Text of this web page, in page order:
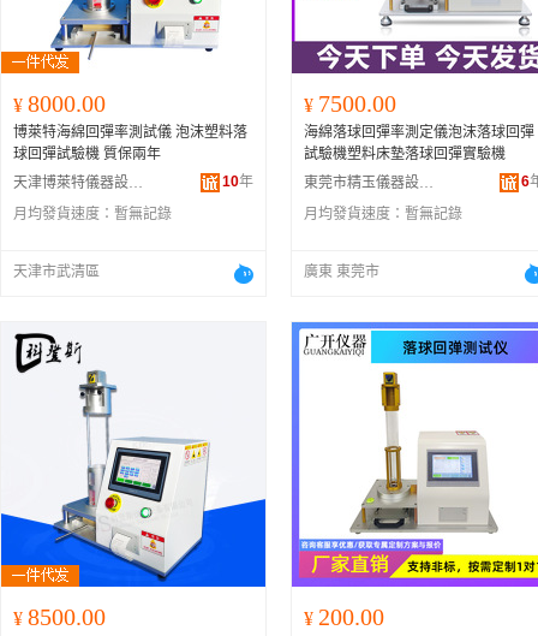
¥ 8000.00
博萊特海綿回彈率測試儀 泡沫塑料落
球回彈試驗機 質保兩年
天津博萊特儀器設備有限公司
10年
月均發貨速度： 暫無記錄
天津市武清區
¥ 7500.00
海綿落球回彈率測定儀泡沫落球回彈
試驗機塑料床墊落球回彈實驗機
東莞市精玉儀器設備科技有限公司
6
月均發貨速度： 暫無記錄
廣東 東莞市
¥ 8500.00 ¥ 200.00